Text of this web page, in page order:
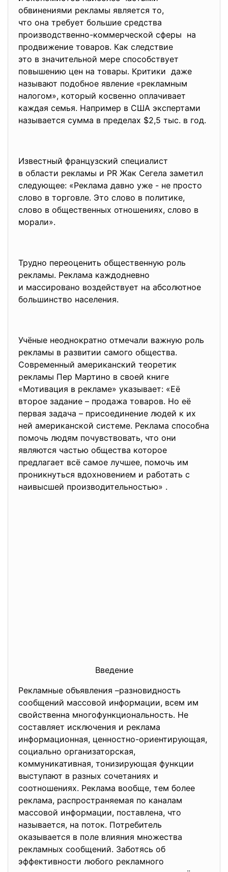
обвинениями рекламы является то,
что она требует большие средства
производственно-коммерческой сферы на
продвижение товаров. Как следствие
это в значительной мере способствует
повышению цен на товары. Критики даже
называют подобное явление «рекламным
налогом», который косвенно оплачивает
каждая семья. Например в США экспертами
называется сумма в пределах $2,5 тыс. в год.
Известный французский специалист
в области рекламы и PR Жак Сегела заметил
следующее: «Реклама давно уже - не просто
слово в торговле. Это слово в политике,
слово в общественных отношениях, слово в
морали».
Трудно переоценить общественную роль
рекламы. Реклама каждодневно
и массировано воздействует на абсолютное
большинство населения.
Учёные неоднократно отмечали важную роль
рекламы в развитии самого общества.
Современный американский теоретик
рекламы Пер Мартино в своей книге
«Мотивация в рекламе» указывает: «Её
второе задание – продажа товаров. Но её
первая задача – присоединение людей к их
ней американской системе. Реклама способна
помочь людям почувствовать, что они
являются частью общества которое
предлагает всё самое лучшее, помочь им
проникнуться вдохновением и работать с
наивысшей производительностью» .
Введение
Рекламные объявления –разновидность
сообщений массовой информации, всем им
свойственна многофункциональность. Не
составляет исключения и реклама
информационная, ценностно-ориентирующая,
социально организаторская,
коммуникативная, тонизирующая функции
выступают в разных сочетаниях и
соотношениях. Реклама вообще, тем более
реклама, распространяемая по каналам
массовой информации, поставлена, что
называется, на поток. Потребитель
оказывается в поле влияния множества
рекламных сообщений. Заботясь об
эффективности любого рекламного